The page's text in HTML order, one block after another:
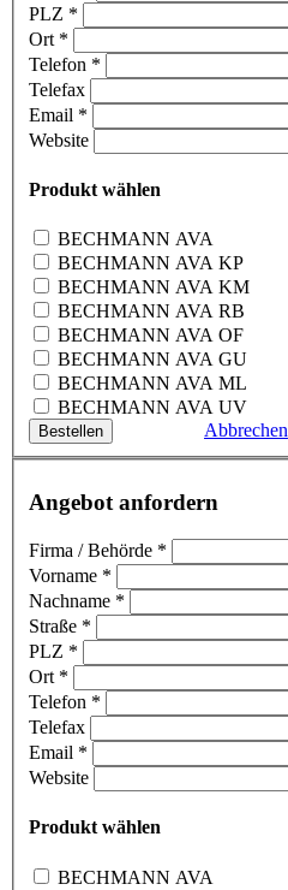
PLZ *
Ort *
Telefon *
Telefax
Email *
Website
Produkt wählen
BECHMANN AVA
BECHMANN AVA KP
BECHMANN AVA KM
BECHMANN AVA RB
BECHMANN AVA OF
BECHMANN AVA GU
BECHMANN AVA ML
BECHMANN AVA UV
Abbrechen
Angebot anfordern
Firma / Behörde *
Vorname *
Nachname *
Straße *
PLZ *
Ort *
Telefon *
Telefax
Email *
Website
Produkt wählen
BECHMANN AVA